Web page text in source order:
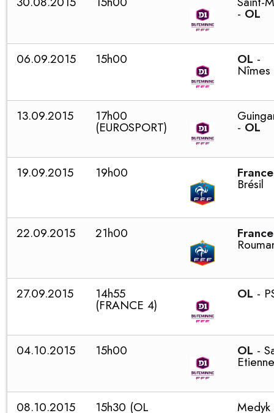
- OL
06.09.2015 15h00 OL -
Nîmes
13.09.2015 17h00
(EUROSPORT) - OL
19.09.2015 19h00 France
Brésil
22.09.2015 21h00 France
27.09.2015 14h55
(FRANCE 4)
OL -
04.10.2015 15h00 OL -
Etienne
08.10.2015 15h30 (OL Medyk